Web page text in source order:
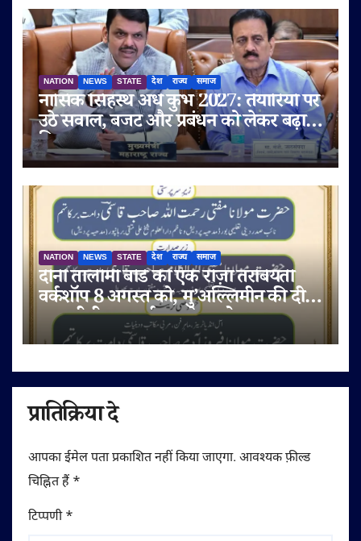
NATION NEWS STATE देश राज्य समाज
नासिक सिंहस्थ अर्ध कुंभ 2027: तैयारियों पर
उठे सवाल, बजट और प्रबंधन को लेकर बढ़ा
विवाद
NATION NEWS STATE देश राज्य समाज
दीनी तालीमी बोर्ड की एक रोज़ा तरबियती
वर्कशॉप 8 अगस्त को, मु’अल्लिमीन की दीनी
व तालीमी रहनुमाई पर रहेगा ज़ोर
प्रातिक्रिया दे
आपका ईमेल पता प्रकाशित नहीं किया जाएगा. आवश्यक फ़ील्ड
चिह्नित हैं *
टिप्पणी*